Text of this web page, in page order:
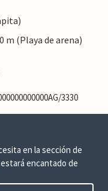
m (Playa de arena)
3330
en la sección de
encantado de